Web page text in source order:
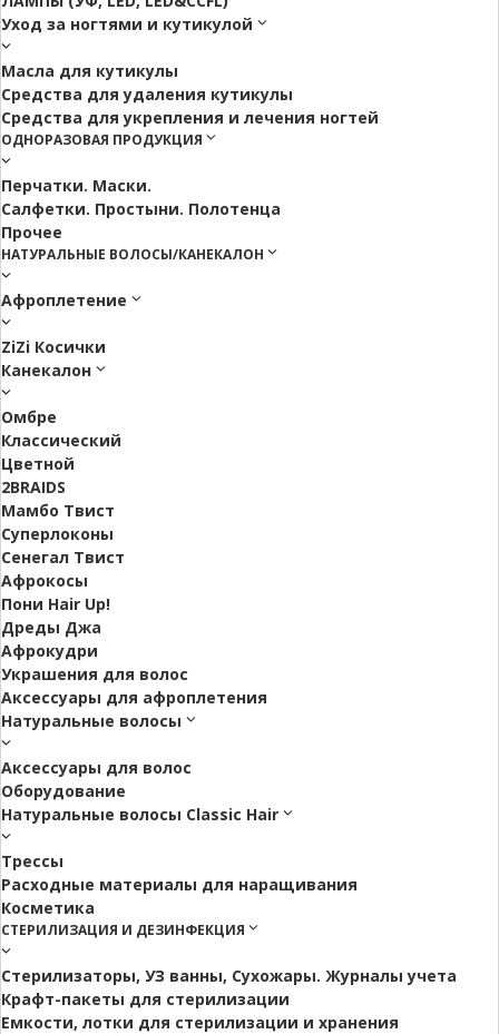
Уход за ногтями и кутикулой
Масла для кутикулы
Средства для удаления кутикулы
Средства для укрепления и лечения ногтей
ОДНОРАЗОВАЯ ПРОДУКЦИЯ
Перчатки. Маски.
Салфетки. Простыни. Полотенца
Прочее
НАТУРАЛЬНЫЕ ВОЛОСЫ/КАНЕКАЛОН
Афроплетение
ZiZi Косички
Канекалон
Омбре
Классический
Цветной
2BRAIDS
Мамбо Твист
Суперлоконы
Сенегал Твист
Афрокосы
Пони Hair Up!
Дреды Джа
Афрокудри
Украшения для волос
Аксессуары для афроплетения
Натуральные волосы
Аксессуары для волос
Оборудование
Натуральные волосы Classic Hair
Трессы
Расходные материалы для наращивания
Косметика
СТЕРИЛИЗАЦИЯ И ДЕЗИНФЕКЦИЯ
Стерилизаторы, УЗ ванны, Сухожары. Журналы учета
Крафт-пакеты для стерилизации
Емкости, лотки для стерилизации и хранения